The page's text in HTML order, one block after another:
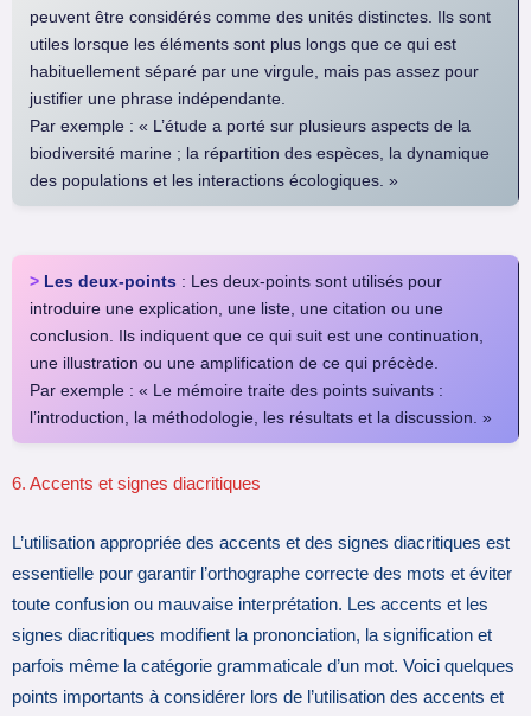
peuvent être considérés comme des unités distinctes. Ils sont
utiles lorsque les éléments sont plus longs que ce qui est
habituellement séparé par une virgule, mais pas assez pour
justifier une phrase indépendante.
Par exemple : « L’étude a porté sur plusieurs aspects de la
biodiversité marine ; la répartition des espèces, la dynamique
des populations et les interactions écologiques. »
> Les deux-points : Les deux-points sont utilisés pour
introduire une explication, une liste, une citation ou une
conclusion. Ils indiquent que ce qui suit est une continuation,
une illustration ou une amplification de ce qui précède.
Par exemple : « Le mémoire traite des points suivants :
l’introduction, la méthodologie, les résultats et la discussion. »
6. Accents et signes diacritiques
L’utilisation appropriée des accents et des signes diacritiques est
essentielle pour garantir l’orthographe correcte des mots et éviter
toute confusion ou mauvaise interprétation. Les accents et les
signes diacritiques modifient la prononciation, la signification et
parfois même la catégorie grammaticale d’un mot. Voici quelques
points importants à considérer lors de l’utilisation des accents et